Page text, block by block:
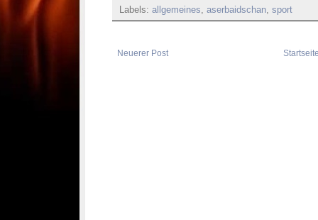
Labels: allgemeines, aserbaidschan, sport
Neuerer Post